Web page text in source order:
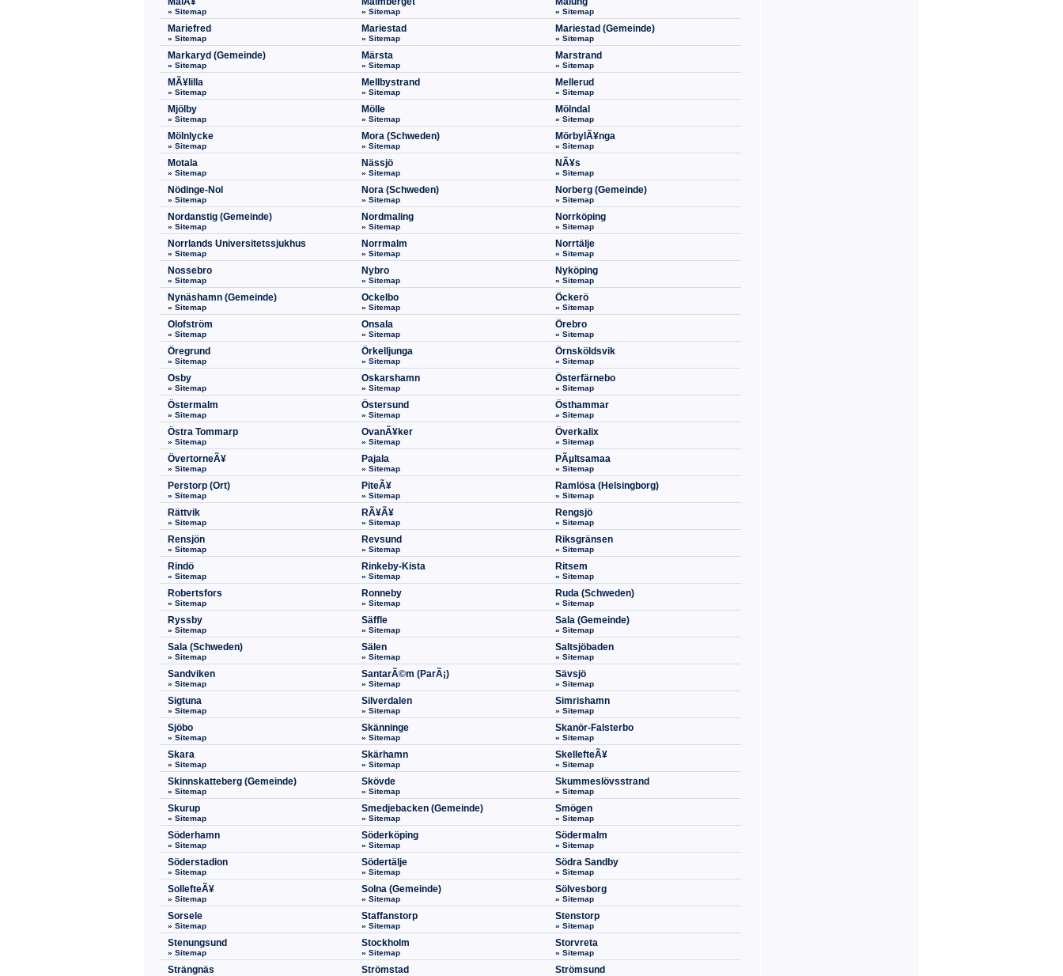
» Sitemap » Sitemap » Sitemap
Mariefred
» Sitemap
Mariestad
» Sitemap
Mariestad (Gemeinde)
» Sitemap
Markaryd (Gemeinde)
» Sitemap
Märsta
» Sitemap
Marstrand
» Sitemap
MÃ¥lilla
» Sitemap
Mellbystrand
» Sitemap
Mellerud
» Sitemap
Mjölby
» Sitemap
Mölle
» Sitemap
Mölndal
» Sitemap
Mölnlycke
» Sitemap
Mora (Schweden)
» Sitemap
MörbylÃ¥nga
» Sitemap
Motala
» Sitemap
Nässjö
» Sitemap
NÃ¥s
» Sitemap
Nödinge-Nol
» Sitemap
Nora (Schweden)
» Sitemap
Norberg (Gemeinde)
» Sitemap
Nordanstig (Gemeinde)
» Sitemap
Nordmaling
» Sitemap
Norrköping
» Sitemap
Norrlands Universitetssjukhus
» Sitemap
Norrmalm
» Sitemap
Norrtälje
» Sitemap
Nossebro
» Sitemap
Nybro
» Sitemap
Nyköping
» Sitemap
Nynäshamn (Gemeinde)
» Sitemap
Ockelbo
» Sitemap
Öckerö
» Sitemap
Olofström
» Sitemap
Onsala
» Sitemap
Örebro
» Sitemap
Öregrund
» Sitemap
Örkelljunga
» Sitemap
Örnsköldsvik
» Sitemap
Osby
» Sitemap
Oskarshamn
» Sitemap
Österfärnebo
» Sitemap
Östermalm
» Sitemap
Östersund
» Sitemap
Östhammar
» Sitemap
Östra Tommarp
» Sitemap
OvanÃ¥ker
» Sitemap
Överkalix
» Sitemap
ÖvertorneÃ¥
» Sitemap
Pajala
» Sitemap
PÃµltsamaa
» Sitemap
Perstorp (Ort)
» Sitemap
PiteÃ¥
» Sitemap
Ramlösa (Helsingborg)
» Sitemap
Rättvik
» Sitemap
RÃ¥Ã¥
» Sitemap
Rengsjö
» Sitemap
Rensjön
» Sitemap
Revsund
» Sitemap
Riksgränsen
» Sitemap
Rindö
» Sitemap
Rinkeby-Kista
» Sitemap
Ritsem
» Sitemap
Robertsfors
» Sitemap
Ronneby
» Sitemap
Ruda (Schweden)
» Sitemap
Ryssby
» Sitemap
Säffle
» Sitemap
Sala (Gemeinde)
» Sitemap
Sala (Schweden)
» Sitemap
Sälen
» Sitemap
Saltsjöbaden
» Sitemap
Sandviken
» Sitemap
SantarÃ©m (ParÃ¡)
» Sitemap
Sävsjö
» Sitemap
Sigtuna
» Sitemap
Silverdalen
» Sitemap
Simrishamn
» Sitemap
Sjöbo
» Sitemap
Skänninge
» Sitemap
Skanör-Falsterbo
» Sitemap
Skara
» Sitemap
Skärhamn
» Sitemap
SkellefteÃ¥
» Sitemap
Skinnskatteberg (Gemeinde)
» Sitemap
Skövde
» Sitemap
Skummeslövsstrand
» Sitemap
Skurup
» Sitemap
Smedjebacken (Gemeinde)
» Sitemap
Smögen
» Sitemap
Söderhamn
» Sitemap
Söderköping
» Sitemap
Södermalm
» Sitemap
Söderstadion
» Sitemap
Södertälje
» Sitemap
Södra Sandby
» Sitemap
SollefteÃ¥
» Sitemap
Solna (Gemeinde)
» Sitemap
Sölvesborg
» Sitemap
Sorsele
» Sitemap
Staffanstorp
» Sitemap
Stenstorp
» Sitemap
Stenungsund
» Sitemap
Stockholm
» Sitemap
Storvreta
» Sitemap
Strängnäs Strömstad Strömsund